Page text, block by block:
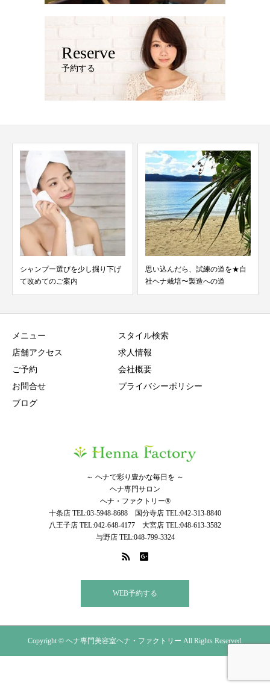
Reserve
予約する
思い込んだら、試練の道を★自
社ヘナ栽培〜製造への道
ヘナと化学染料との違いについ
て
メニュー
店舗アクセス
ご予約
お問合せ
ブログ
スタイル検索
求人情報
会社概要
プライバシーポリシー
～ ヘナで彩り豊かな毎日を ～
ヘナ専門サロン
ヘナ・ファクトリー®
十条店 TEL:03-5948-8688 国分寺店 TEL:042-313-8840
八王子店 TEL:042-648-4177 大宮店 TEL:048-613-3582
与野店 TEL:048-799-3324
WEB予約する
Copyright © ヘナ専門美容室ヘナ・ファクトリー All Rights Reserved.